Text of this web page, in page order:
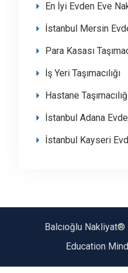
En İyi Evden Eve
İstanbul Mersin
Para Kasası
İş Yeri Taşımacılığı
Hastane
İstanbul Adana
İstanbul Kayseri
Balcıoğlu Nakliyat®
Education